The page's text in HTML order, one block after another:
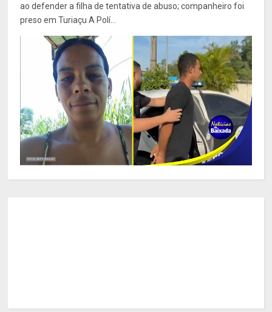
ao defender a filha de tentativa de abuso; companheiro foi
preso em Turiaçu A Polí...